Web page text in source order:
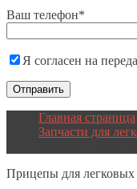
Ваш телефон*
Я согласен на
Главная страница
Запчасти для
Прицепы для